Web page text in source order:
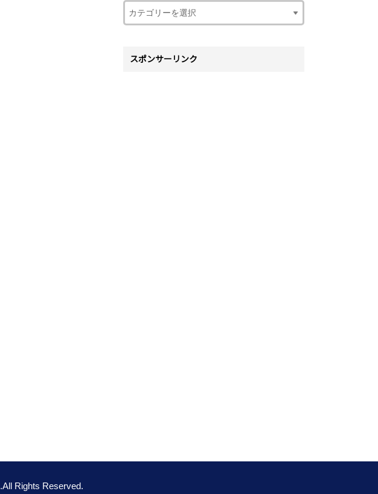
スポンサーリンク
.All Rights Reserved.